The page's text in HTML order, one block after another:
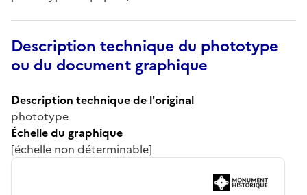
Description technique du phototype
ou du document graphique
Description technique de l'original
phototype
Échelle du graphique
[échelle non déterminable]